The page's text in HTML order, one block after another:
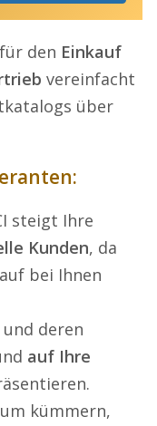
den Einkauf
vereinfacht
über
steigt Ihre
Kunden, da
bei Ihnen
deren
auf Ihre
kümmern,